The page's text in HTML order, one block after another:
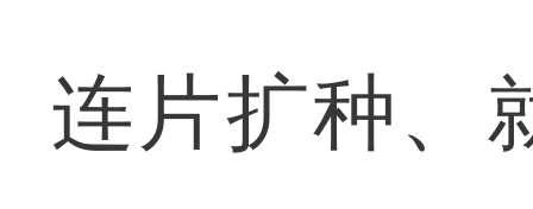
连片扩种、